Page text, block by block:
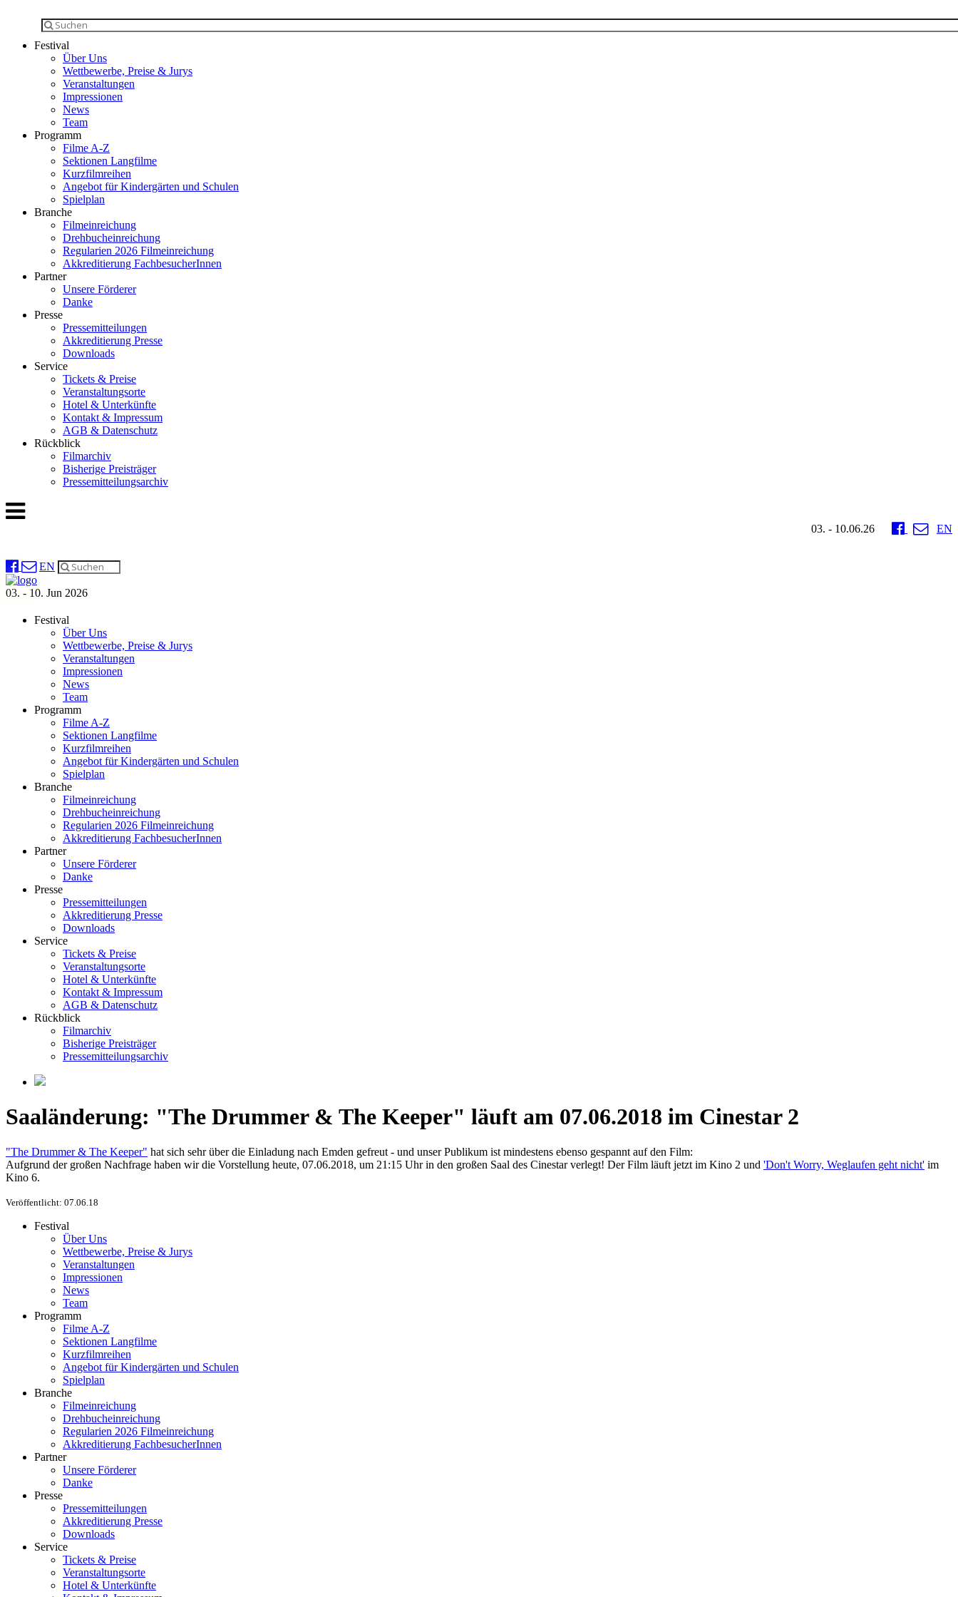
Festival
Über Uns
Wettbewerbe, Preise & Jurys
Veranstaltungen
Impressionen
News
Team
Programm
Filme A-Z
Sektionen Langfilme
Kurzfilmreihen
Angebot für Kindergärten und Schulen
Spielplan
Branche
Filmeinreichung
Drehbucheinreichung
Regularien 2026 Filmeinreichung
Akkreditierung FachbesucherInnen
Partner
Unsere Förderer
Danke
Presse
Pressemitteilungen
Akkreditierung Presse
Downloads
Service
Tickets & Preise
Veranstaltungsorte
Hotel & Unterkünfte
Kontakt & Impressum
AGB & Datenschutz
Rückblick
Filmarchiv
Bisherige Preisträger
Pressemitteilungsarchiv
03. - 10.06.26 EN
EN
03. - 10. Jun 2026
Festival
Über Uns
Wettbewerbe, Preise & Jurys
Veranstaltungen
Impressionen
News
Team
Programm
Filme A-Z
Sektionen Langfilme
Kurzfilmreihen
Angebot für Kindergärten und Schulen
Spielplan
Branche
Filmeinreichung
Drehbucheinreichung
Regularien 2026 Filmeinreichung
Akkreditierung FachbesucherInnen
Partner
Unsere Förderer
Danke
Presse
Pressemitteilungen
Akkreditierung Presse
Downloads
Service
Tickets & Preise
Veranstaltungsorte
Hotel & Unterkünfte
Kontakt & Impressum
AGB & Datenschutz
Rückblick
Filmarchiv
Bisherige Preisträger
Pressemitteilungsarchiv
Saaländerung: "The Drummer & The Keeper" läuft am 07.06.2018 im Cinestar 2
"The Drummer & The Keeper" hat sich sehr über die Einladung nach Emden gefreut - und unser Publikum ist mindestens ebenso gespannt auf den Film:
Aufgrund der großen Nachfrage haben wir die Vorstellung heute, 07.06.2018, um 21:15 Uhr in den großen Saal des Cinestar verlegt! Der Film läuft jetzt im Kino 2 und 'Don't Worry, Weglaufen geht nicht' im
Kino 6.
Veröffentlicht: 07.06.18
Festival
Über Uns
Wettbewerbe, Preise & Jurys
Veranstaltungen
Impressionen
News
Team
Programm
Filme A-Z
Sektionen Langfilme
Kurzfilmreihen
Angebot für Kindergärten und Schulen
Spielplan
Branche
Filmeinreichung
Drehbucheinreichung
Regularien 2026 Filmeinreichung
Akkreditierung FachbesucherInnen
Partner
Unsere Förderer
Danke
Presse
Pressemitteilungen
Akkreditierung Presse
Downloads
Service
Tickets & Preise
Veranstaltungsorte
Hotel & Unterkünfte